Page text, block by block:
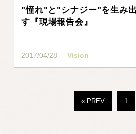
"憧れ"と"シナジー"を生み出
す『現場報告会』
2017/04/28 Vision
« PREV 1